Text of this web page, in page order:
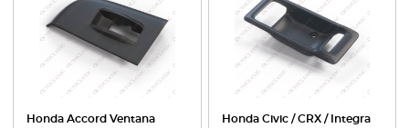
Honda Accord Ventana
Honda Civic / CRX / Integra